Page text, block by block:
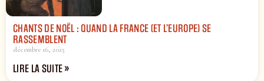
CHANTS DE NOËL : QUAND LA FRANCE (ET L’EUROPE) SE
RASSEMBLENT
décembre 16, 2025
LIRE LA SUITE »